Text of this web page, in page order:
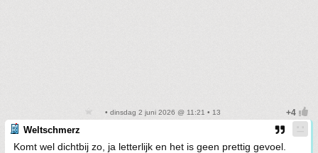
• dinsdag 2 juni 2026 @ 11:21 • 13
Weltschmerz
Komt wel dichtbij zo, ja letterlijk en het is geen prettig gevoel.